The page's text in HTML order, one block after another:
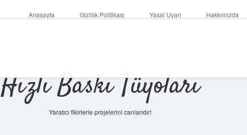
Anasayfa Gizlilik Politikası Yasal Uyarı Hakkımızda
Hızlı Baskı Tüyoları
Yaratıcı fikirlerle projelerini canlandır!